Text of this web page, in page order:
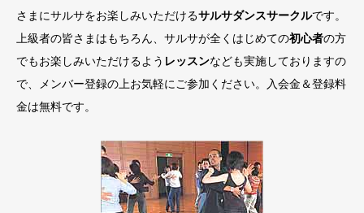
さまにサルサをお楽しみいただけるサルサダンスサークルです。
上級者の皆さまはもちろん、サルサが全くはじめての初心者の方
でもお楽しみいただけるよう レッスンなども実施しておりますの
で、メンバー登録の上お気軽にご参加ください。入会金＆登録料
金は無料です。